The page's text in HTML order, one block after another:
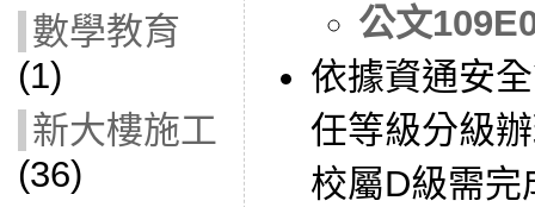
數學教育
(1)
新大樓施工
(36)
公文
依據資通安
任等級分級
校屬D級需